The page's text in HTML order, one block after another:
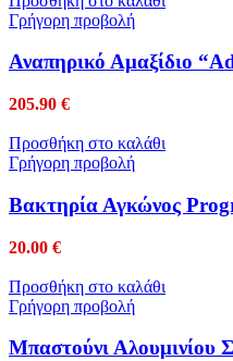
Γρήγορη προβολή
Αναπηρικό Αμαξίδιο
205.90 €
Προσθήκη στο καλάθι
Γρήγορη προβολή
Βακτηρία Αγκώνος
20.00 €
Προσθήκη στο καλάθι
Γρήγορη προβολή
Μπαστούνι Αλουμινίου